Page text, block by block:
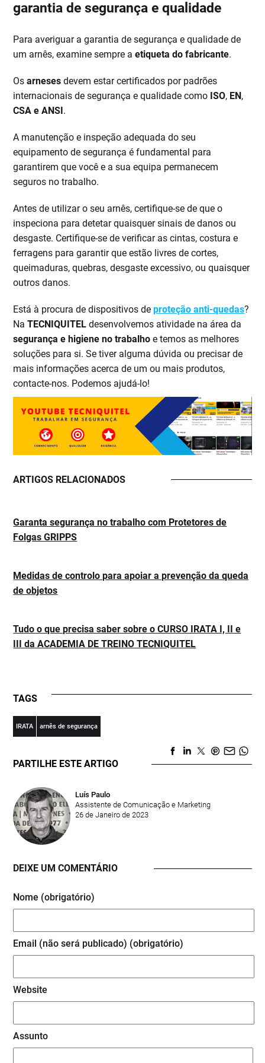
garantia de segurança e qualidade
Para averiguar a garantia de segurança e qualidade de
um arnês, examine sempre aetiqueta do fabricante.
Osarneses devem estar certificados por padrões
internacionais de segurança e qualidade como ISO, EN,
CSA e ANSI.
A manutenção e inspeção adequada do seu
equipamento de segurança é fundamental para
garantirem que você e a sua equipa permanecem
seguros no trabalho.
Antes de utilizar o seu arnês, certifique-se de que o
inspeciona para detetar quaisquer sinais de danos ou
desgaste. Certifique-se de verificar as cintas, costura e
ferragens para garantir que estão livres de cortes,
queimaduras, quebras, desgaste excessivo, ou quaisquer
outros danos.
Está à procura de dispositivos deproteção anti-quedas?
NaTECNIQUITEL desenvolvemos atividade na área da
segurança e higiene no trabalho e temos as melhores
soluções para si. Se tiver alguma dúvida ou precisar de
mais informações acerca de um ou mais produtos,
contacte-nos. Podemos ajudá-lo!
ARTIGOS RELACIONADOS
Garanta segurança no trabalho com Protetores de
Folgas GRIPPS
Medidas de controlo para apoiar a prevenção da queda
de objetos
Tudo o que precisa saber sobre o CURSO IRATA I, II e
III da ACADEMIA DE TREINO TECNIQUITEL
TAGS
IRATA arnês de segurança
PARTILHE ESTE ARTIGO
Luís Paulo
Assistente de Comunicação e Marketing
26 de Janeiro de 2023
DEIXE UM COMENTÁRIO
Nome (obrigatório)
Email (não será publicado) (obrigatório)
Website
Assunto